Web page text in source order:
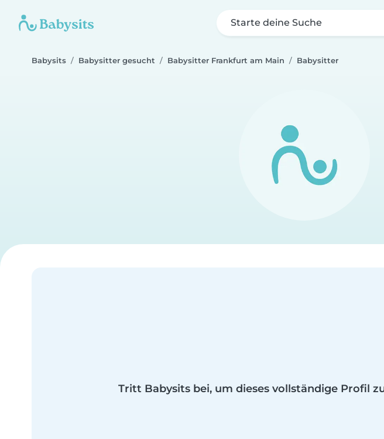
Starte deine Suche
Babysits Babysitter gesucht Babysitter Frankfurt am Main Babysitter
Tritt Babysits bei, um dieses vollständige Profil